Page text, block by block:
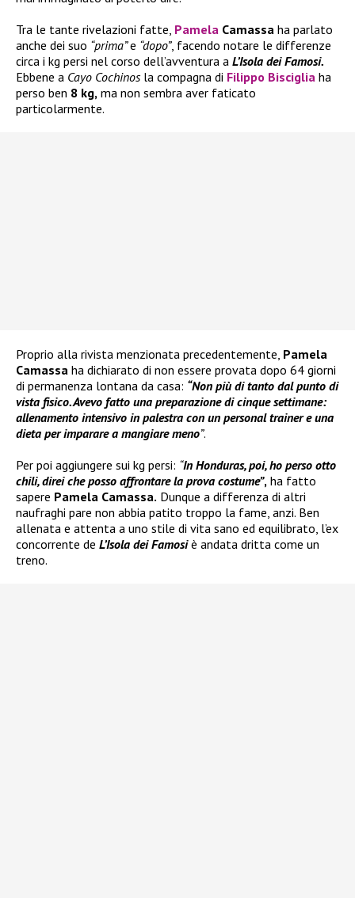
Tra le tante rivelazioni fatte, Pamela Camassa ha parlato
anche dei suo “prima”e “dopo”, facendo notare le differenze
circa i kg persi nel corso dell’avventura a L’Isola dei Famosi.
Ebbene a Cayo Cochinosla compagna di Filippo Bisciglia ha
perso ben 8 kg, ma non sembra aver faticato
particolarmente.
Proprio alla rivista menzionata precedentemente, Pamela
Camassa ha dichiarato di non essere provata dopo 64 giorni
di permanenza lontana da casa: “Non più di tanto dal punto di
vista fisico. Avevo fatto una preparazione di cinque settimane:
allenamento intensivo in palestra con un personal trainer e una
dieta per imparare a mangiare meno”.
Per poi aggiungere sui kg persi: “In Honduras, poi, ho perso otto
chili, direi che posso affrontare la prova costume”, ha fatto
sapere Pamela Camassa. Dunque a differenza di altri
naufraghi pare non abbia patito troppo la fame, anzi. Ben
allenata e attenta a uno stile di vita sano ed equilibrato, l’ex
concorrente de L’Isola dei Famosiè andata dritta come un
treno.